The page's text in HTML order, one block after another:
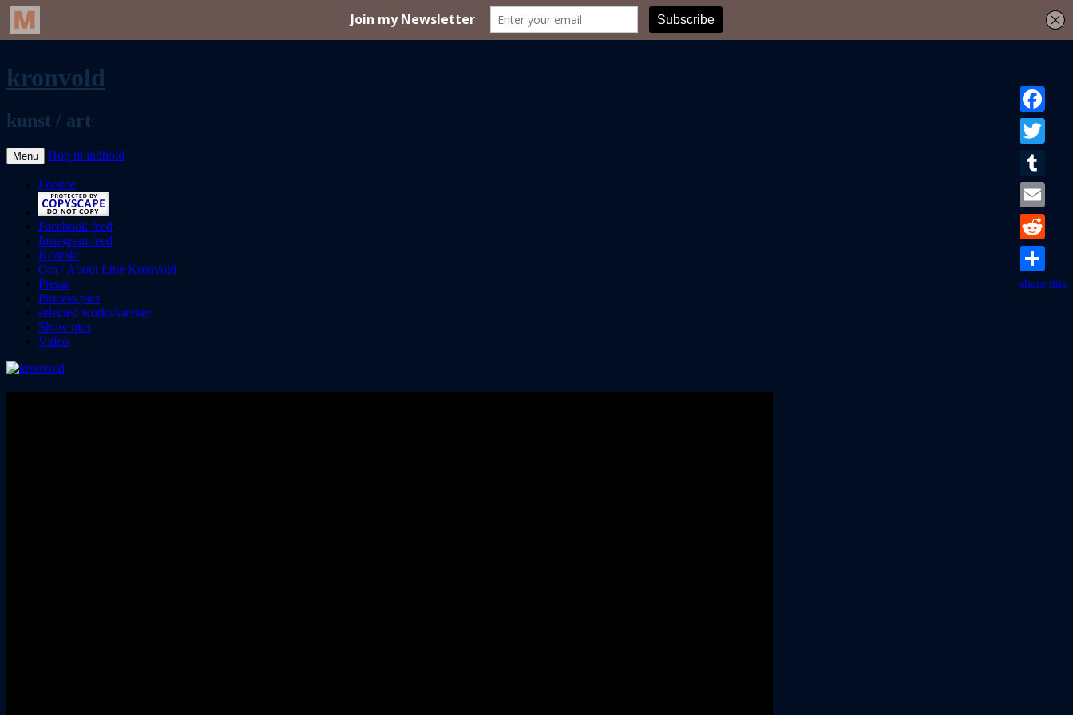
kronvold
kunst / art
Menu Hop til indhold
Forside
Facebook feed
Instagram feed
Kontakt
Om / About Line Kronvold
Presse
Process pics
selected works/værker
Show pics
Video
Facebook
Twitter
Tumblr
Email
Reddit
share this